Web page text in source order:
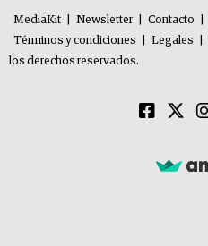
MediaKit Newsletter Contacto
Términos y condiciones
Legales
los derechos reservados.